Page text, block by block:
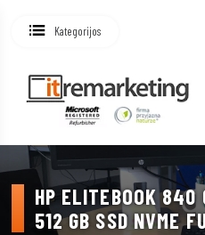
Kategorijos
HP ELITEBOOK
512 GB SSD NVME